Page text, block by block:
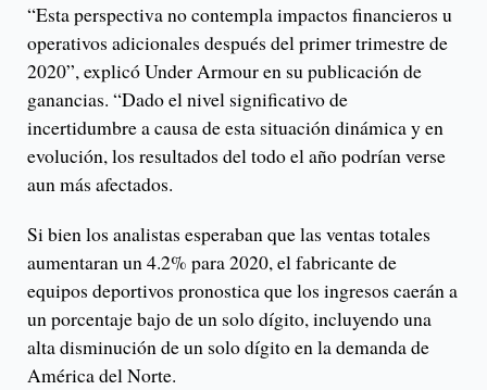
“Esta perspectiva no contempla impactos financieros u
operativos adicionales después del primer trimestre de
2020”, explicó Under Armour en su publicación de
ganancias. “Dado el nivel significativo de
incertidumbre a causa de esta situación dinámica y en
evolución, los resultados del todo el año podrían verse
aun más afectados.
Si bien los analistas esperaban que las ventas totales
aumentaran un 4.2% para 2020, el fabricante de
equipos deportivos pronostica que los ingresos caerán a
un porcentaje bajo de un solo dígito, incluyendo una
alta disminución de un solo dígito en la demanda de
América del Norte.